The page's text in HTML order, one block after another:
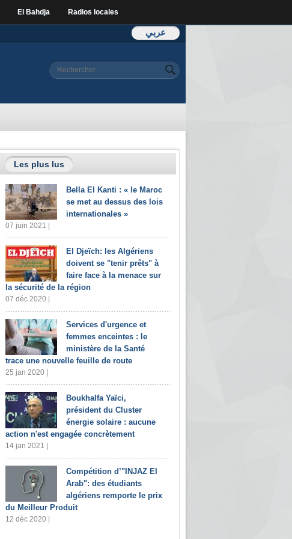
El Bahdja Radios locales
عربي
Formulaire de
Rechercher
Les plus lus
Bella El Kanti : « le Maroc
se met au dessus des lois
internationales »
07 juin 2021 |
El Djeïch: les Algériens
doivent se "tenir prêts" à
faire face à la menace sur
la sécurité de la région
07 déc 2020 |
Services d'urgence et
femmes enceintes : le
ministère de la Santé
trace une nouvelle feuille de route
25 jan 2020 |
Boukhalfa Yaïci,
président du Cluster
énergie solaire : aucune
action n'est engagée concrètement
14 jan 2021 |
Compétition d’"INJAZ El
Arab": des étudiants
algériens remporte le prix
du Meilleur Produit
12 déc 2020 |